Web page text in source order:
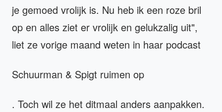
je gemoed vrolijk is. Nu heb ik een roze bril
op en alles ziet er vrolijk en gelukzalig uit",
liet ze vorige maand weten in haar podcast
Schuurman & Spigt ruimen op
. Toch wil ze het ditmaal anders aanpakken.